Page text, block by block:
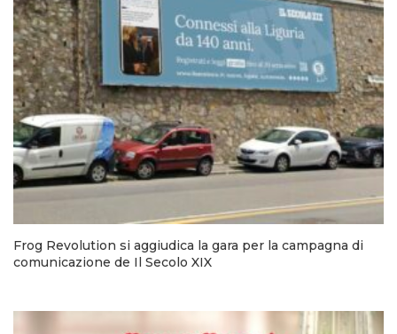
Frog Revolution si aggiudica la gara per la campagna di
comunicazione de Il Secolo XIX